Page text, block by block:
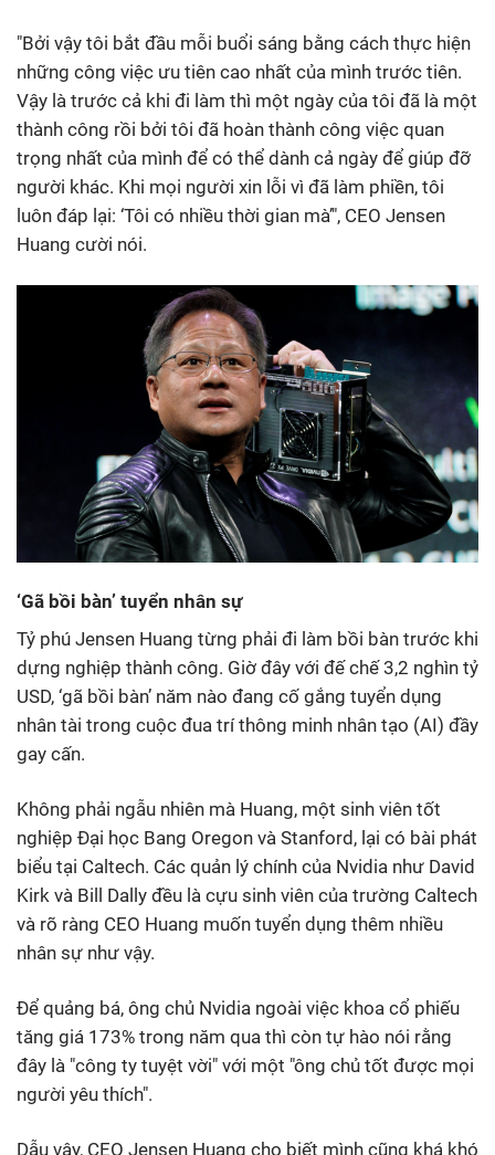
"Bởi vậy tôi bắt đầu mỗi buổi sáng bằng cách thực hiện
những công việc ưu tiên cao nhất của mình trước tiên.
Vậy là trước cả khi đi làm thì một ngày của tôi đã là một
thành công rồi bởi tôi đã hoàn thành công việc quan
trọng nhất của mình để có thể dành cả ngày để giúp đỡ
người khác. Khi mọi người xin lỗi vì đã làm phiền, tôi
luôn đáp lại: ‘Tôi có nhiều thời gian mà’", CEO Jensen
Huang cười nói.
‘Gã bồi bàn’ tuyển nhân sự
Tỷ phú Jensen Huang từng phải đi làm bồi bàn trước khi
dựng nghiệp thành công. Giờ đây với đế chế 3,2 nghìn tỷ
USD, ‘gã bồi bàn’ năm nào đang cố gắng tuyển dụng
nhân tài trong cuộc đua trí thông minh nhân tạo (AI) đầy
gay cấn.
Không phải ngẫu nhiên mà Huang, một sinh viên tốt
nghiệp Đại học Bang Oregon và Stanford, lại có bài phát
biểu tại Caltech. Các quản lý chính của Nvidia như David
Kirk và Bill Dally đều là cựu sinh viên của trường Caltech
và rõ ràng CEO Huang muốn tuyển dụng thêm nhiều
nhân sự như vậy.
Để quảng bá, ông chủ Nvidia ngoài việc khoa cổ phiếu
tăng giá 173% trong năm qua thì còn tự hào nói rằng
đây là "công ty tuyệt vời" với một "ông chủ tốt được mọi
người yêu thích".
Dẫu vậy, CEO Jensen Huang cho biết mình cũng khá khó